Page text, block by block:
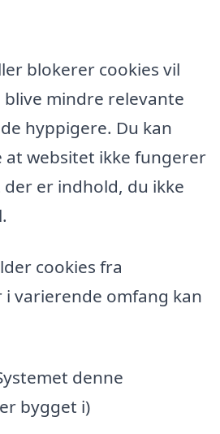
blokerer cookies vil
mindre relevante
hyppigere. Du kan
at websitet ikke fungerer
er indhold, du ikke
cookies fra
varierende omfang kan
denne
bygget i)